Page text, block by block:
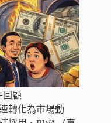
回顧
轉化為市場動